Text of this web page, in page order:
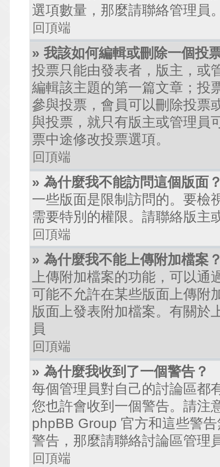
選項數量，那麼請聯絡管理員
回頂端
» 我該如何編輯或刪除一個投
投票只能由發表者，版主，或
編輯該主題的第一篇文章；投
參與投票，會員可以刪除投票
與投票，就只有版主或管理員
票中途修改投票選項。
回頂端
» 為什麼我不能訪問這個版面
一些版面是限制訪問的。要檢
需要特別的權限。請聯絡版主
回頂端
» 為什麼我不能上傳附加檔案
上傳附加檔案的功能，可以
可能不允許在某些版面上傳附
版面上發表附加檔案。有關於
員
回頂端
» 為什麼我收到了一個警告？
每個管理員對自己的討論區都
您也許會收到一個警告。請注
phpBB Group 官方和這些警
警告，那麼請聯絡討論區管理
回頂端